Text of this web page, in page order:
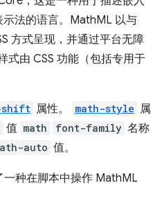
示法的语言。MathML 以与
方式呈现，并通过平台无障
式由 CSS 功能（包括专用于
shift 属性。 math-style 属
值 math font-family 名称
auto 值。
一种在脚本中操作 MathML